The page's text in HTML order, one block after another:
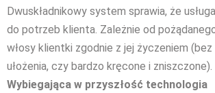
Dwuskładnikowy system sprawia, że
do potrzeb klienta. Zależnie od
włosy klientki zgodnie z jej życzeniem
ułożenia, czy bardzo kręcone i zniszczone).
Wybiegająca w przyszłość technologia